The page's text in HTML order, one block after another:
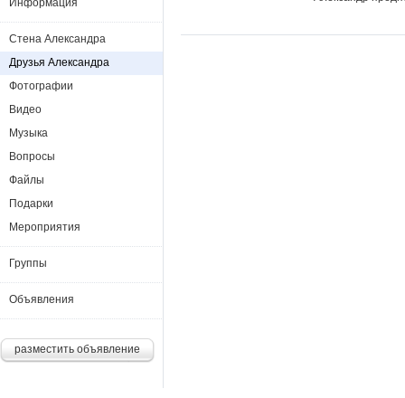
Информация
Стена Александра
Друзья Александра
Фотографии
Видео
Музыка
Вопросы
Файлы
Подарки
Мероприятия
Группы
Объявления
разместить объявление